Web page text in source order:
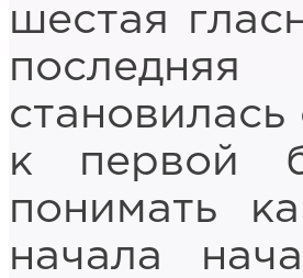
шестая
к первой
понимать
начала